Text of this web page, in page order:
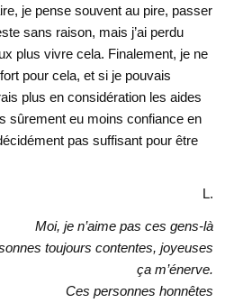
je pense souvent au pire, passer
sans raison, mais j’ai perdu
plus vivre cela. Finalement, je ne
pour cela, et si je pouvais
plus en considération les aides
sûrement eu moins confiance en
pas suffisant pour être
L.
Moi, je n’aime pas ces gens-là
toujours contentes, joyeuses
ça m’énerve.
Ces personnes honnêtes